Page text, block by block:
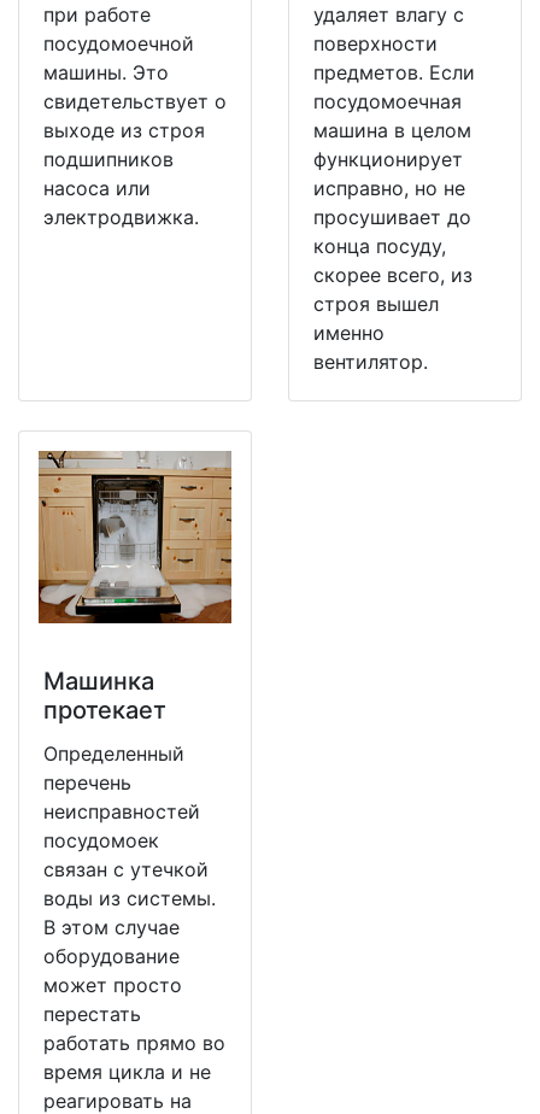
при работе
посудомоечной
машины. Это
свидетельствует о
выходе из строя
подшипников
насоса или
электродвижка.
удаляет влагу с
поверхности
предметов. Если
посудомоечная
машина в целом
функционирует
исправно, но не
просушивает до
конца посуду,
скорее всего, из
строя вышел
именно
вентилятор.
Машинка
протекает
Определенный
перечень
неисправностей
посудомоек
связан с утечкой
воды из системы.
В этом случае
оборудование
может просто
перестать
работать прямо во
время цикла и не
реагировать на